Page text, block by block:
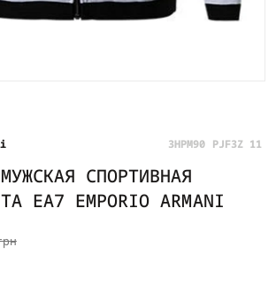
3HPM90 PJF3Z 11
СПОРТИВНАЯ
EA7 EMPORIO ARMANI